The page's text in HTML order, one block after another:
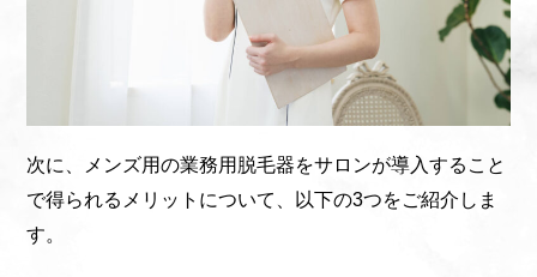
次に、メンズ用の業務用脱毛器をサロンが導入すること
で得られるメリットについて、以下の3つをご紹介しま
す。